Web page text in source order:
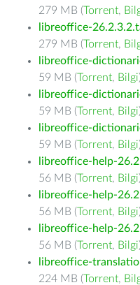
279 MB (Torrent,
libreoffice-
279 MB (Torrent,
libreoffice-
59 MB (Torrent, Bilgi
libreoffice-
59 MB (Torrent, Bilgi
libreoffice-
59 MB (Torrent, Bilgi
libreoffice-help-
56 MB (Torrent, Bilgi
libreoffice-help-
56 MB (Torrent, Bilgi
libreoffice-help-
56 MB (Torrent, Bilgi
libreoffice-
224 MB (Torrent,